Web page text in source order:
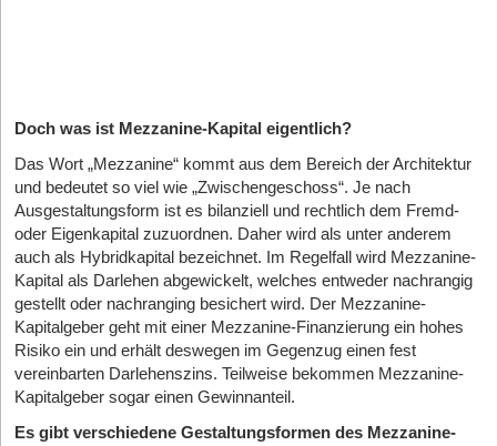
Doch was ist Mezzanine-Kapital eigentlich?
Das Wort „Mezzanine“ kommt aus dem Bereich der Architektur
und bedeutet so viel wie „Zwischengeschoss“. Je nach
Ausgestaltungsform ist es bilanziell und rechtlich dem Fremd-
oder Eigenkapital zuzuordnen. Daher wird als unter anderem
auch als Hybridkapital bezeichnet. Im Regelfall wird Mezzanine-
Kapital als Darlehen abgewickelt, welches entweder nachrangig
gestellt oder nachranging besichert wird. Der Mezzanine-
Kapitalgeber geht mit einer Mezzanine-Finanzierung ein hohes
Risiko ein und erhält deswegen im Gegenzug einen fest
vereinbarten Darlehenszins. Teilweise bekommen Mezzanine-
Kapitalgeber sogar einen Gewinnanteil.
Es gibt verschiedene Gestaltungsformen des Mezzanine-